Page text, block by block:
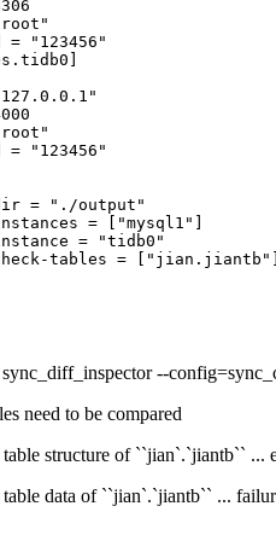
"123456"
"123456"
= "./output"
= ["mysql1"]
= "tidb0"
tables = ["jian.jiantb"]
--
need to be compared
structure of ``jian`.`jiantb`` ...
data of ``jian`.`jiantb`` ...